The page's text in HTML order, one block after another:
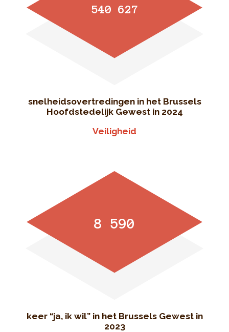
540 627
snelheidsovertredingen in het Brussels
Hoofdstedelijk Gewest in 2024
Veiligheid
8 590
keer “ja, ik wil” in het Brussels Gewest in
2023